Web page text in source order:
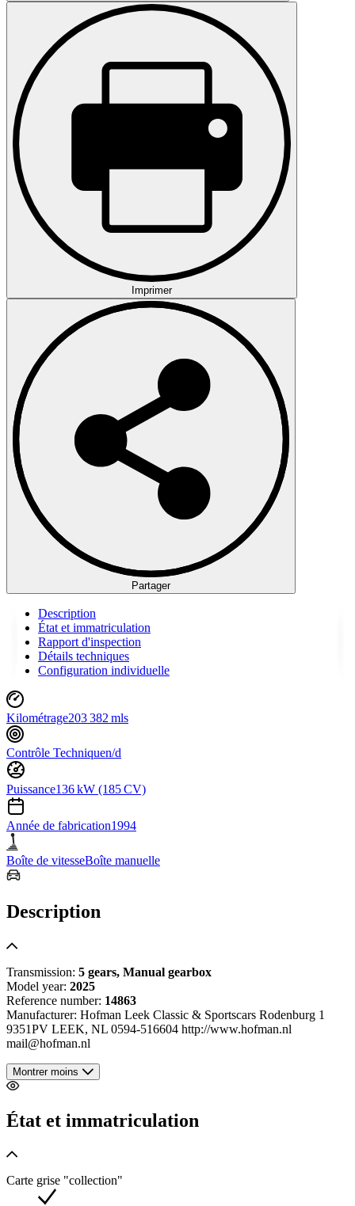
Imprimer
Partager
Description
État et immatriculation
Rapport d'inspection
Détails techniques
Configuration individuelle
Kilométrage203 382 mls
Contrôle Techniquen/d
Puissance136 kW (185 CV)
Année de fabrication1994
Boîte de vitesseBoîte manuelle
Description
Transmission: 5 gears, Manual gearbox
Model year: 2025
Reference number: 14863
Manufacturer: Hofman Leek Classic & Sportscars Rodenburg 1
9351PV LEEK, NL 0594-516604 http://www.hofman.nl
mail@hofman.nl
Montrer moins
État et immatriculation
Carte grise "collection"